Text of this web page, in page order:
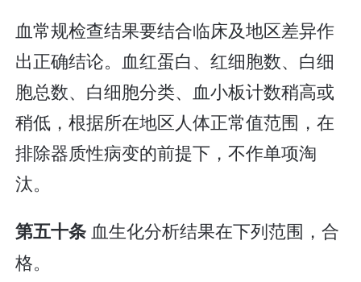
血常规检查结果要结合临床及地区差异作
出正确结论。血红蛋白、红细胞数、白细
胞总数、白细胞分类、血小板计数稍高或
稍低，根据所在地区人体正常值范围，在
排除器质性病变的前提下，不作单项淘
汰。
第五十条血生化分析结果在下列范围，合
格。